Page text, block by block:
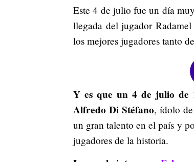
Este 4 de julio fue un día
llegada del jugador
los mejores jugadores tanto
Y es que un 4 de julio de
Alfredo Di Stéfano, ídolo
un gran talento en el país y
jugadores de la historia.